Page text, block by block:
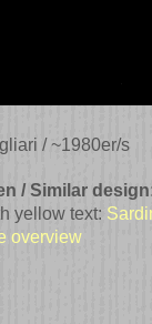
/ ~1980er/s
/ Similar
yellow text:
overview